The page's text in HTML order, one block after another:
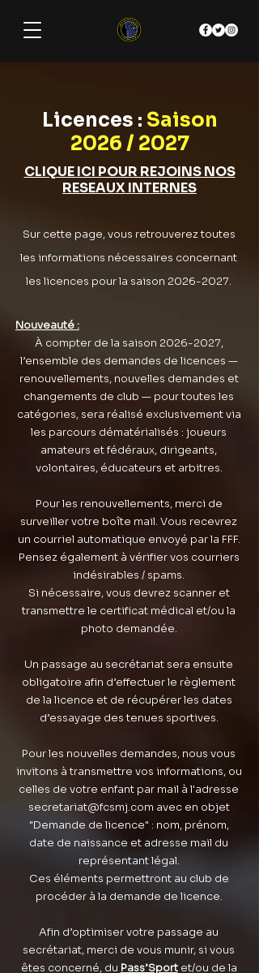
Licences : Saison
2026 / 2027
CLIQUE ICI POUR REJOINS NOS
RESEAUX INTERNES
Sur cette page, vous retrouverez toutes
les informations nécessaires concernant
les licences pour la saison 2026-2027.
Nouveauté :
À compter de la saison 2026-2027,
l’ensemble des demandes de licences —
renouvellements, nouvelles demandes et
changements de club — pour toutes les
catégories, sera réalisé exclusivement via
les parcours dématérialisés : joueurs
amateurs et fédéraux, dirigeants,
volontaires, éducateurs et arbitres.
Pour les renouvellements, merci de
surveiller votre boîte mail. Vous recevrez
un courriel automatique envoyé par la FFF.
Pensez également à vérifier vos courriers
indésirables / spams.
Si nécessaire, vous devrez scanner et
transmettre le certificat médical et/ou la
photo demandée.
Un passage au secrétariat sera ensuite
obligatoire afin d’effectuer le règlement
de la licence et de récupérer les dates
d’essayage des tenues sportives.
Pour les nouvelles demandes, nous vous
invitons à transmettre vos informations, ou
celles de votre enfant par mail à l'adresse
secretariat@fcsmj.com avec en objet
"Demande de licence" : nom, prénom,
date de naissance et adresse mail du
représentant légal.
Ces éléments permettront au club de
procéder à la demande de licence.
Afin d’optimiser votre passage au
secrétariat, merci de vous munir, si vous
êtes concerné, du Pass’Sportet/ou de la